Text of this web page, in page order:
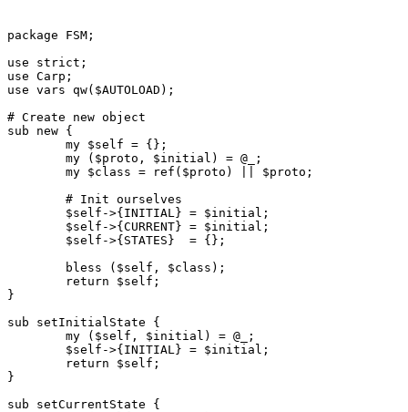
package FSM;
use strict;
use Carp;
use vars qw($AUTOLOAD);
# Create new object
sub new {
}
sub setInitialState {
}
sub setCurrentState {